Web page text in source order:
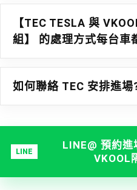
【TEC TESLA 與
組】 的處理方式每台車
如何聯絡 TEC 安排進場
LINE@ 預約
VKOOL